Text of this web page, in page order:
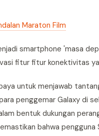
Maraton Film
smartphone 'masa
fitur fitur konektivitas
untuk menjawab
penggemar Galaxy di
bentuk dukungan
bahwa